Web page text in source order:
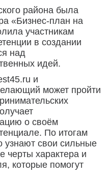
района была
«Бизнес-план на
участникам
в создании
над
идей.
и
может пройти
о своём
По итогам
узнают свои сильные
черты характера и
которые помогут